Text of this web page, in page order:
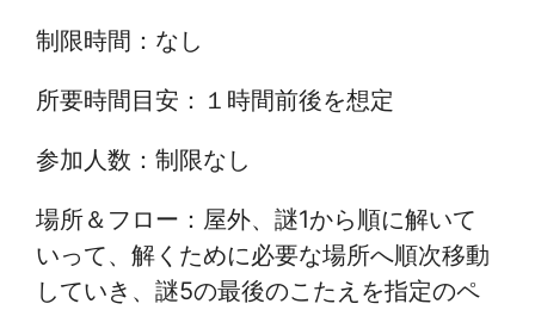
制限時間：なし
所要時間目安：１時間前後を想定
参加人数：制限なし
場所＆フロー：屋外、謎1から順に解いて
いって、解くために必要な場所へ順次移動
していき、謎5の最後のこたえを指定のペ